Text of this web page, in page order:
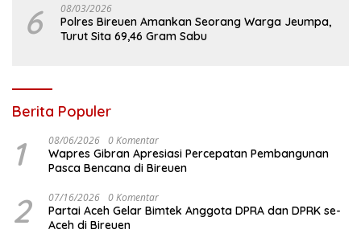
6 08/03/2026
Polres Bireuen Amankan Seorang Warga Jeumpa,
Turut Sita 69,46 Gram Sabu
Berita Populer
1 08/06/2026 0 Komentar
Wapres Gibran Apresiasi Percepatan Pembangunan
Pasca Bencana di Bireuen
2 07/16/2026 0 Komentar
Partai Aceh Gelar Bimtek Anggota DPRA dan DPRK se-
Aceh di Bireuen